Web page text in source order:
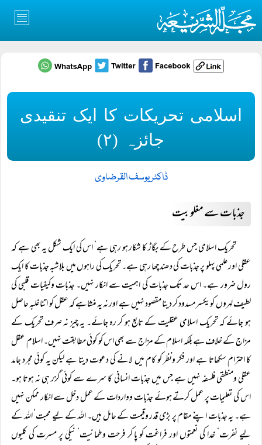
اسلامی تحریکات کا ایک تنقیدی
جائزہ (۲)
ڈاکٹر یوسف القرضاوی
جذبات سے مغلوبیت
تحریک اسلامی جس طرح کے بگاڑ کا شکار ہو رہی ہے‘ اس کی ایک شکل یہ بھی ہے کہ
عقلی اور علمی پہلو پر جذبات کی دھندچھا رہی ہے۔ تحریک کی راہوں میں بلاشبہ جذبات کا ایک
رول ضرور ہے۔ اس حد تک جذبات کی اہمیت سے انکار نہیں۔ جذبات وکیفیات قلبی کی
لطیف لہروں کو یکسر مسدود کر دینا مقصود نہیں ہے اور نہ یہ منشاہے کہ عقل کو اتنا غلبہ حاصل
ہو جائے کہ تحریک اسلامی عقلیت کے تابع ہو کر رہ جائے۔ یہ چیز نہ صرف تحریک کے
مزاج کے خلاف ہے بلکہ اسلام کے مزاج سے بھی اس کو کوئی مطابقت نہیں۔ اسلام عقل
کا احترام سکھاتا ہے اور فکر ونظر کو کام میں لانے کی دعوت دیتا ہے لیکن یہ کوئی مجرد جامد
عقلی ومنطقی فلسفہ نہیں ہے جس میں جذبات انسانی کا سرے سے کوئی گزر ہی نہ ہوتا ہو۔
اس کی تعلیمات پر عمل کرتے ہوئے جذبات وواردات کے عمل دخل سے انکار ممکن نہیں
ہے۔ یہ جذبات اپنے مقام پر بڑی قدر وقیمت کے حامل ہیں۔ اللہ کے لیے محبت‘ اللہ کے
لیے نفرت‘ خدا کی نعمتوں اور فراغت کو پا کر فرحت وطمانیت‘ نیکی پر مسرت کی کلیوں